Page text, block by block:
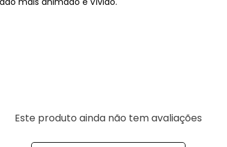
Este produto ainda não tem avaliações